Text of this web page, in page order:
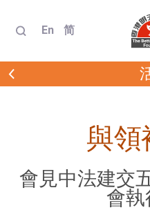
En 简
與領
會見中法建交
會